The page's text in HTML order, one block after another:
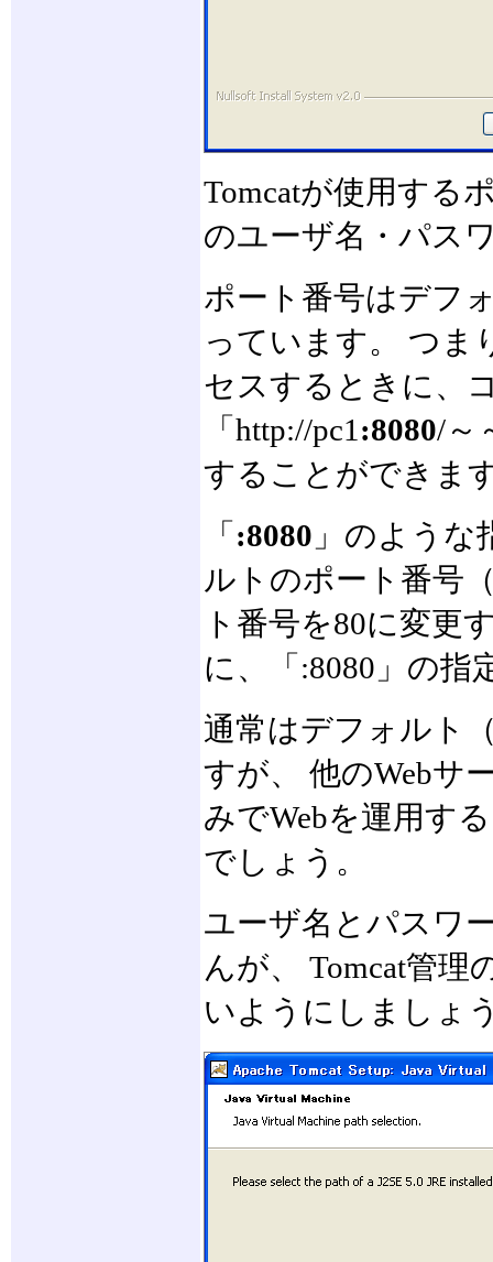
Tomcatが使用する
のユーザ名・パス
ポート番号はデフ
っています。 つま
セスするときに、
「http://pc1 :8080/～
することができま
「 :8080 」のような
ルトのポート番号
ト番号を80に変更
に、「:8080」の指
通常はデフォルト
すが、 他のWebサ
みでWebを運用す
でしょう。
ユーザ名とパスワ
んが、 Tomcat管
いようにしましょ